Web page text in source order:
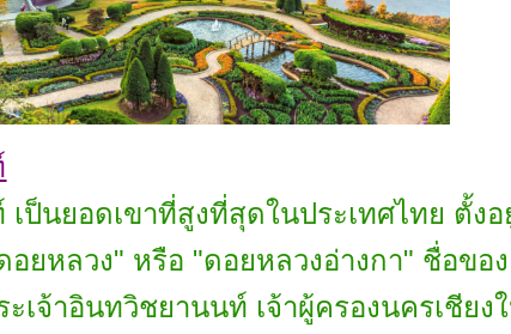
ป็นยอดเขาที่สูงที่สุดในประเทศไทย ตั้ง
อยหลวง" หรือ "ดอยหลวงอ่างกา" ชื่อข
เจ้าอินทวิชยานนท์ เจ้าผู้ครองนครเชีย